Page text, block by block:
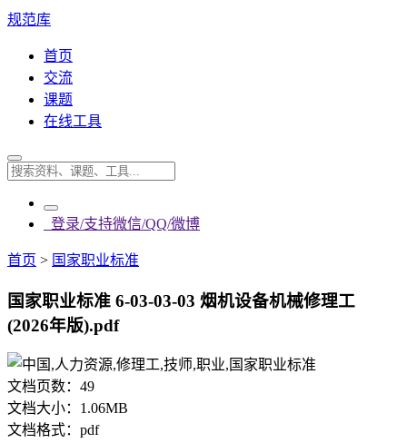
规范库
首页
交流
课题
在线工具
登录/支持微信/QQ/微博
首页 > 国家职业标准
国家职业标准 6-03-03-03 烟机设备机械修理工
(2026年版).pdf
文档页数： 49
文档大小： 1.06MB
文档格式： pdf